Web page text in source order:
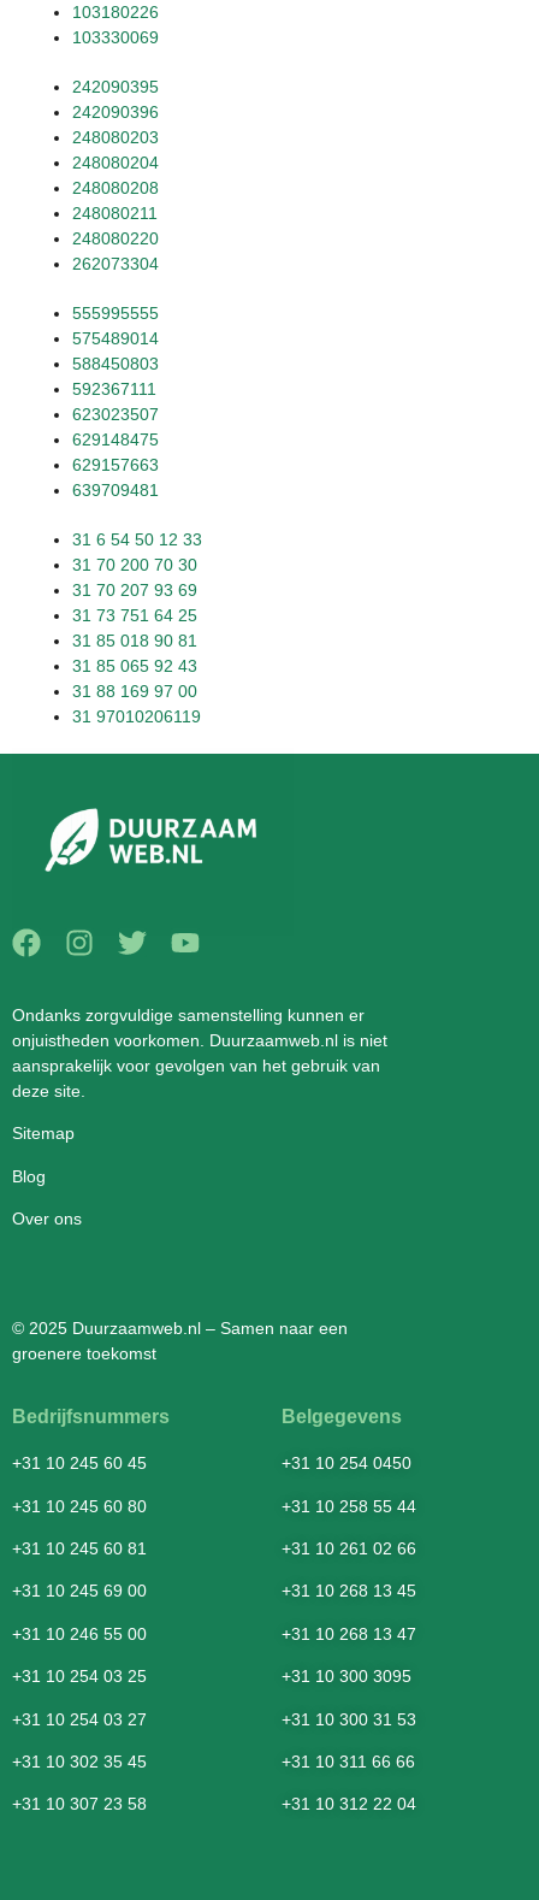
103180226
103330069
242090395
242090396
248080203
248080204
248080208
248080211
248080220
262073304
555995555
575489014
588450803
592367111
623023507
629148475
629157663
639709481
31 6 54 50 12 33
31 70 200 70 30
31 70 207 93 69
31 73 751 64 25
31 85 018 90 81
31 85 065 92 43
31 88 169 97 00
31 97010206119
Ondanks zorgvuldige samenstelling kunnen er
onjuistheden voorkomen. Duurzaamweb.nl is niet
aansprakelijk voor gevolgen van het gebruik van
deze site.
Sitemap
Blog
Over ons
© 2025 Duurzaamweb.nl – Samen naar een
groenere toekomst
Bedrijfsnummers
+31 10 245 60 45
+31 10 245 60 80
+31 10 245 60 81
+31 10 245 69 00
+31 10 246 55 00
+31 10 254 03 25
+31 10 254 03 27
+31 10 302 35 45
+31 10 307 23 58
Belgegevens
+31 10 254 0450
+31 10 258 55 44
+31 10 261 02 66
+31 10 268 13 45
+31 10 268 13 47
+31 10 300 3095
+31 10 300 31 53
+31 10 311 66 66
+31 10 312 22 04